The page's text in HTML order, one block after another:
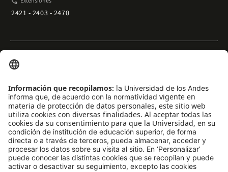
2421 - 2403 - 2470
Enlaces rápidos
Trabaje con nosotrosarrow_outward
Emergenciasarrow_outward
Preguntas frecuentesarrow_outward
Filantropía y donaciones arrow_outward